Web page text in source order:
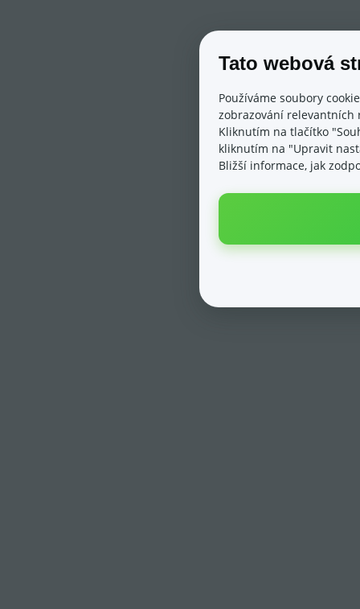
Tato webová
Používáme soubory
zobrazování relevantních
Kliknutím na tlačítko
kliknutím na "Upravit
Bližší informace, jak